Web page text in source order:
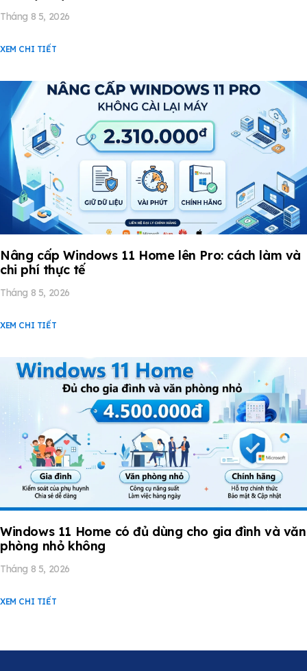
Tháng 8 5, 2026
XEM CHI TIẾT
Nâng cấp Windows 11 Home lên Pro: cách làm và
chi phí thực tế
Tháng 8 5, 2026
XEM CHI TIẾT
Windows 11 Home có đủ dùng cho gia đình và văn
phòng nhỏ không
Tháng 8 5, 2026
XEM CHI TIẾT